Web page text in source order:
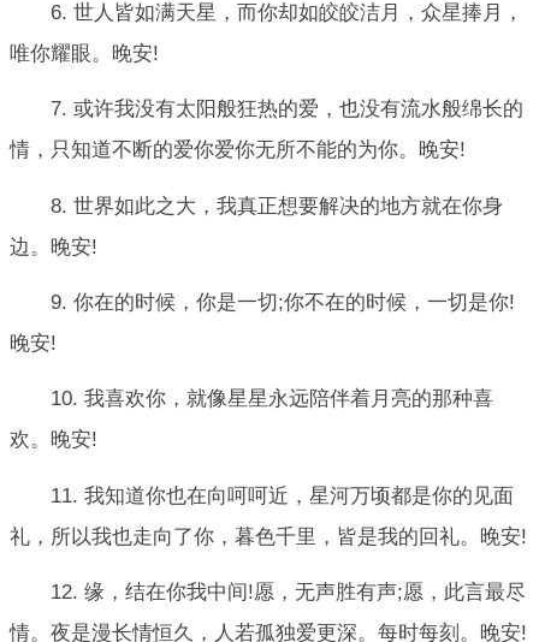
6. 世人皆如满天星，而你却如皎皎洁月，众星捧月，
唯你耀眼。晚安!
7. 或许我没有太阳般狂热的爱，也没有流水般绵长的
情，只知道不断的爱你爱你无所不能的为你。晚安!
8. 世界如此之大，我真正想要解决的地方就在你身
边。晚安!
9. 你在的时候，你是一切;你不在的时候，一切是你!
晚安!
10. 我喜欢你，就像星星永远陪伴着月亮的那种喜
欢。晚安!
11. 我知道你也在向呵呵近，星河万顷都是你的见面
礼，所以我也走向了你，暮色千里，皆是我的回礼。晚安!
12. 缘，结在你我中间!愿，无声胜有声;愿，此言最尽
情。夜是漫长情恒久，人若孤独爱更深。每时每刻。晚安!